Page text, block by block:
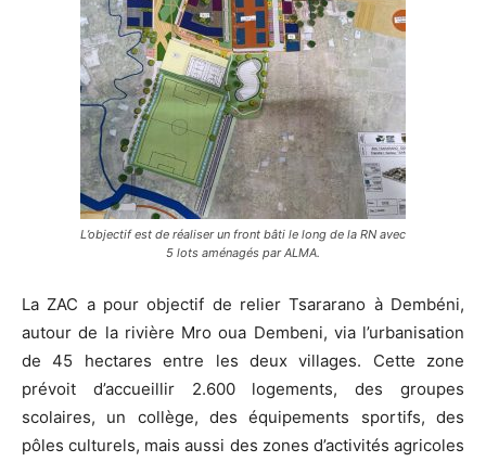
L’objectif est de réaliser un front bâti le long de la RN avec
5 lots aménagés par ALMA.
La ZAC a pour objectif de relier Tsararano à Dembéni,
autour de la rivière Mro oua Dembeni, via l’urbanisation
de 45 hectares entre les deux villages. Cette zone
prévoit d’accueillir 2.600 logements, des groupes
scolaires, un collège, des équipements sportifs, des
pôles culturels, mais aussi des zones d’activités agricoles